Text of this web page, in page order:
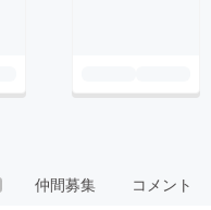
仲間募集 コメント